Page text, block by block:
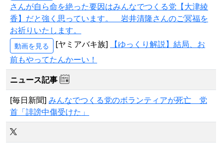
さんが自ら命を絶った要因はみんなでつくる党【大津綾
香】だと強く思っています。 岩井清隆さんのご冥福を
お祈りいたします。
動画を見る [ヤミアバキ族]
【ゆっくり解説】結局、お
前もやってたんかーい！
ニュース記事
[毎日新聞] みんなでつくる党のボランティアが死亡 党
首「誹謗中傷受けた」